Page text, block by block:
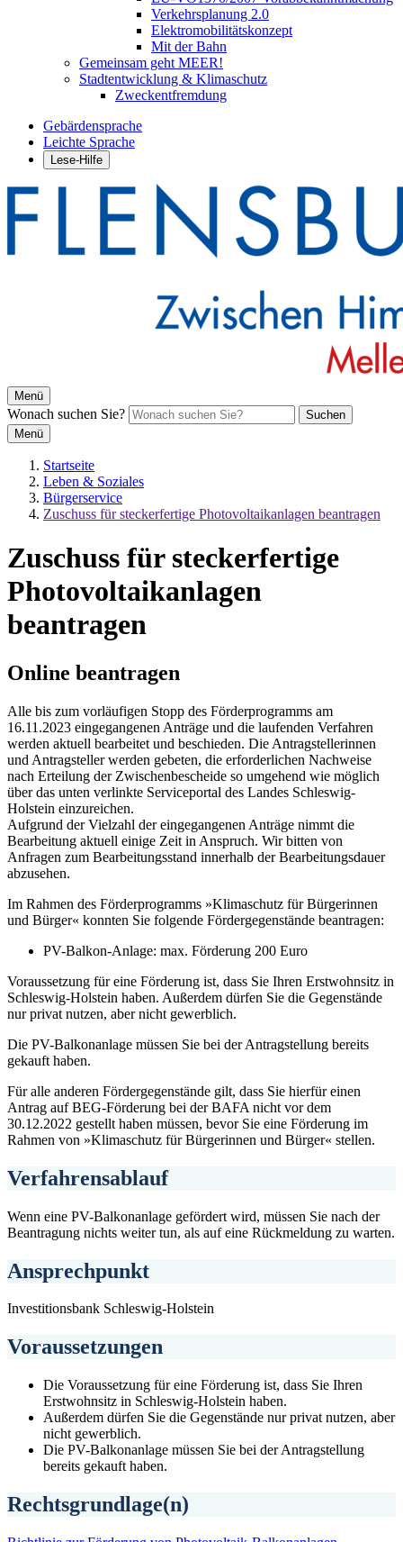
Verkehrsplanung 2.0
Elektromobilitätskonzept
Mit der Bahn
Gemeinsam geht MEER!
Stadtentwicklung & Klimaschutz
Zweckentfremdung
Gebärdensprache
Leichte Sprache
Lese-Hilfe
Menü
Wonach suchen Sie?
Suchen
Menü
Startseite
Leben & Soziales
Bürgerservice
Zuschuss für steckerfertige Photovoltaikanlagen beantragen
Zuschuss für steckerfertige
Photovoltaikanlagen
beantragen
Online beantragen
Alle bis zum vorläufigen Stopp des Förderprogramms am
16.11.2023 eingegangenen Anträge und die laufenden Verfahren
werden aktuell bearbeitet und beschieden. Die Antragstellerinnen
und Antragsteller werden gebeten, die erforderlichen Nachweise
nach Erteilung der Zwischenbescheide so umgehend wie möglich
über das unten verlinkte Serviceportal des Landes Schleswig-
Holstein einzureichen.
Aufgrund der Vielzahl der eingegangenen Anträge nimmt die
Bearbeitung aktuell einige Zeit in Anspruch. Wir bitten von
Anfragen zum Bearbeitungsstand innerhalb der Bearbeitungsdauer
abzusehen.
Im Rahmen des Förderprogramms »Klimaschutz für Bürgerinnen
und Bürger« konnten Sie folgende Fördergegenstände beantragen:
PV-Balkon-Anlage: max. Förderung 200 Euro
Voraussetzung für eine Förderung ist, dass Sie Ihren Erstwohnsitz in
Schleswig-Holstein haben. Außerdem dürfen Sie die Gegenstände
nur privat nutzen, aber nicht gewerblich.
Die PV-Balkonanlage müssen Sie bei der Antragstellung bereits
gekauft haben.
Für alle anderen Fördergegenstände gilt, dass Sie hierfür einen
Antrag auf BEG-Förderung bei der BAFA nicht vor dem
30.12.2022 gestellt haben müssen, bevor Sie eine Förderung im
Rahmen von »Klimaschutz für Bürgerinnen und Bürger« stellen.
Verfahrensablauf
Wenn eine PV-Balkonanlage gefördert wird, müssen Sie nach der
Beantragung nichts weiter tun, als auf eine Rückmeldung zu warten.
Ansprechpunkt
Investitionsbank Schleswig-Holstein
Voraussetzungen
Die Voraussetzung für eine Förderung ist, dass Sie Ihren
Erstwohnsitz in Schleswig-Holstein haben.
Außerdem dürfen Sie die Gegenstände nur privat nutzen, aber
nicht gewerblich.
Die PV-Balkonanlage müssen Sie bei der Antragstellung
bereits gekauft haben.
Rechtsgrundlage(n)